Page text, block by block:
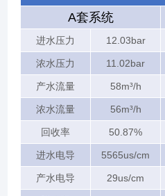
A套系统
进水压力 12.03bar
浓水压力 11.02bar
产水流量 58m³/h
浓水流量 56m³/h
回收率 50.87%
进水电导 5565us/cm
产水电导 29us/cm